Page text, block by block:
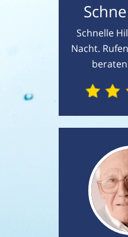
Schnelle
Nacht.